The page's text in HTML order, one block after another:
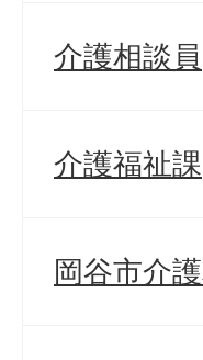
介護相談員
介護福祉課
岡谷市介